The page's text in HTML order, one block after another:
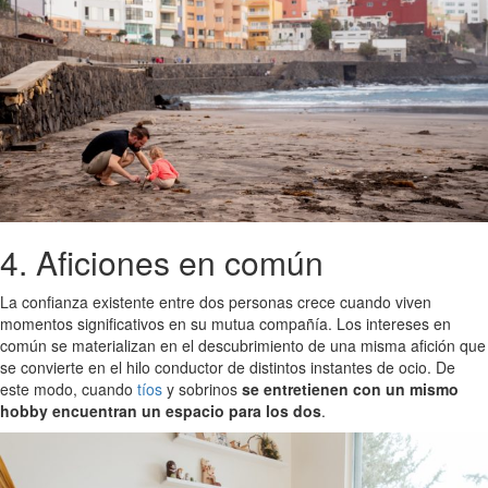
4. Aficiones en común
La confianza existente entre dos personas crece cuando viven
momentos significativos en su mutua compañía. Los intereses en
común se materializan en el descubrimiento de una misma afición que
se convierte en el hilo conductor de distintos instantes de ocio. De
este modo, cuando tíos y sobrinos se entretienen con un mismo
hobby encuentran un espacio para los dos.